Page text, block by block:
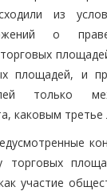
из
о
площадей, и
только
каковым третье
торговых
участие